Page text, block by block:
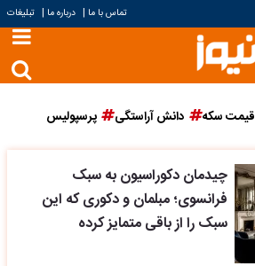
تماس با ما | درباره ما | تبلیغات
قیمت سکه دانش آراستگی پرسپولیس
چیدمان دکوراسیون به سبک
فرانسوی؛ مبلمان و دکوری که این
سبک را از باقی متمایز کرده